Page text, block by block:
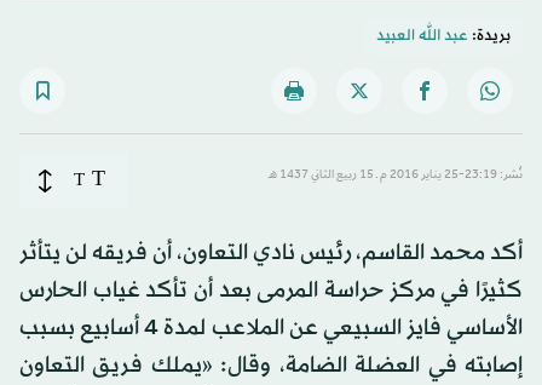
بريدة: عبد الله العبيد
نُشر: 23:19-25 يناير 2016 م ـ 15 ربيع الثاني 1437 هـ T
T
أكد محمد القاسم، رئيس نادي التعاون، أن فريقه لن يتأثر
كثيرًا في مركز حراسة المرمى بعد أن تأكد غياب الحارس
الأساسي فايز السبيعي عن الملاعب لمدة 4 أسابيع بسبب
إصابته في العضلة الضامة، وقال: «يملك فريق التعاون